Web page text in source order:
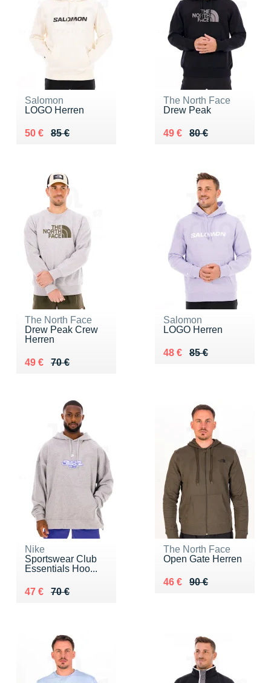
Salomon
LOGO Herren
85 €
Au lieu de 85 €
50 €
Vendu 50 €
The North Face
Drew Peak
80 €
Au lieu de 80 €
49 €
Vendu 49 €
The North Face
Drew Peak Crew
Herren
70 €
Au lieu de 70 €
49 €
Vendu 49 €
Salomon
LOGO Herren
85 €
Au lieu de 85 €
48 €
Vendu 48 €
Nike
Sportswear Club
Essentials Hoo...
70 €
Au lieu de 70 €
47 €
Vendu 47 €
The North Face
Open Gate Herren
90 €
Au lieu de 90 €
46 €
Vendu 46 €